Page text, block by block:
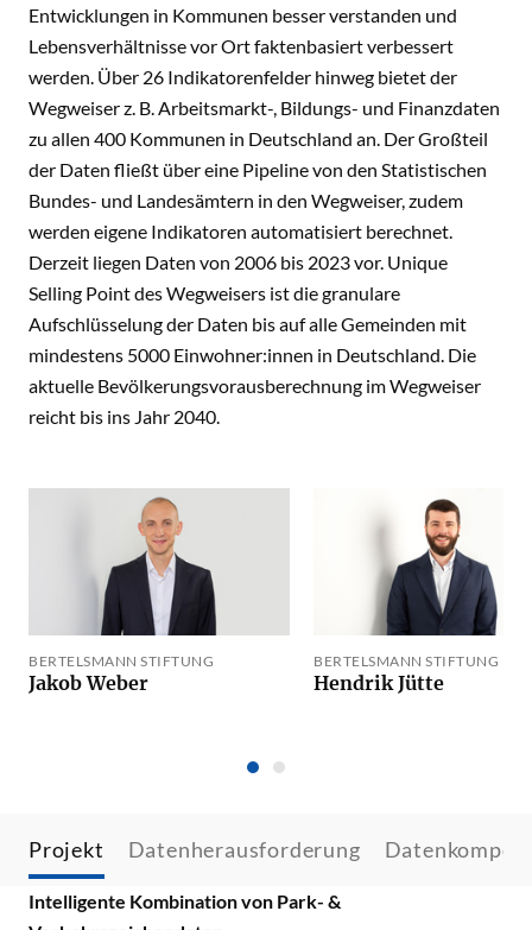
Entwicklungen in Kommunen besser verstanden und
Lebensverhältnisse vor Ort faktenbasiert verbessert
werden. Über 26 Indikatorenfelder hinweg bietet der
Wegweiser z. B. Arbeitsmarkt-, Bildungs- und Finanzdaten
zu allen 400 Kommunen in Deutschland an. Der Großteil
der Daten fließt über eine Pipeline von den Statistischen
Bundes- und Landesämtern in den Wegweiser, zudem
werden eigene Indikatoren automatisiert berechnet.
Derzeit liegen Daten von 2006 bis 2023 vor. Unique
Selling Point des Wegweisers ist die granulare
Aufschlüsselung der Daten bis auf alle Gemeinden mit
mindestens 5000 Einwohner:innen in Deutschland. Die
aktuelle Bevölkerungsvorausberechnung im Wegweiser
reicht bis ins Jahr 2040.
BERTELSMANN STIFTUNG
Jakob Weber
BERTELSMANN STIFTUNG
Hendrik Jütte
Projekt Datenherausforderung
Intelligente Kombination von Park- &